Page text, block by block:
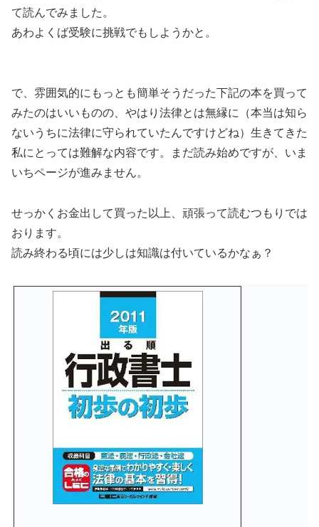
て読んでみました。
あわよくば受験に挑戦でもしようかと。
で、雰囲気的にもっとも簡単そうだった下記の本を買って
みたのはいいものの、やはり法律とは無縁に（本当は知ら
ないうちに法律に守られていたんですけどね）生きてきた
私にとっては難解な内容です。まだ読み始めですが、いま
いちページが進みません。
せっかくお金出して買った以上、頑張って読むつもりでは
おります。
読み終わる頃には少しは知識は付いているかなぁ？